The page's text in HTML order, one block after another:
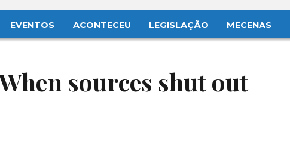
EVENTOS ACONTECEU LEGISLAÇÃO MECENAS
sources shut out